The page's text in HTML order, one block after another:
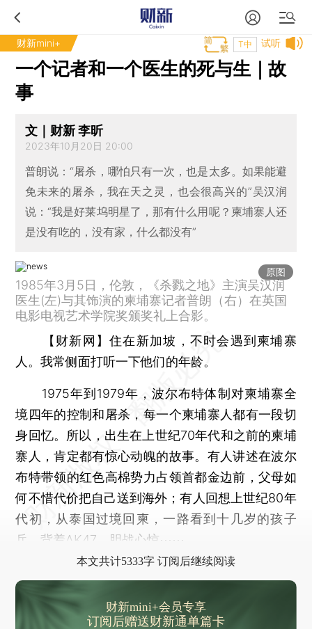
财新mini+ 试听
T中
一个记者和一个医生的死与生｜故
事
文｜财新 李昕
2023年10月20日 20:00
普朗说：“屠杀，哪怕只有一次，也是太多。如果能避
免未来的屠杀，我在天之灵，也会很高兴的”吴汉润
说：“我是好莱坞明星了，那有什么用呢？柬埔寨人还
是没有吃的，没有家，什么都没有”
原图
1985年3月5日，伦敦，《杀戮之地》主演吴汉润
医生(左)与其饰演的柬埔寨记者普朗（右）在英国
电影电视艺术学院奖颁奖礼上合影。
【财新网】住在新加坡，不时会遇到柬埔寨
人。我常侧面打听一下他们的年龄。
1975年到1979年，波尔布特体制对柬埔寨全
境四年的控制和屠杀，每一个柬埔寨人都有一段切
身回忆。所以，出生在上世纪70年代和之前的柬埔
寨人，肯定都有惊心动魄的故事。有人讲述在波尔
布特带领的红色高棉势力占领首都金边前，父母如
何不惜代价把自己送到海外；有人回想上世纪80年
代初，从泰国过境回柬，一路看到十几岁的孩子
兵，背着AK47，胆战心惊⋯⋯
本文共计5333字 订阅后继续阅读
财新mini+会员专享
订阅后赠送财新通单篇卡